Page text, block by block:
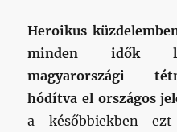
Heroikus
minden idők
magyarországi
hódítva el országos
a későbbiekben